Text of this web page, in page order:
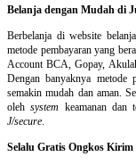
Belanja dengan Mudah di
Berbelanja diwebsite
metode pembayaran yang
Account BCA, Gopay,
Dengan banyaknya metode
semakin mudah dan aman.
olehsystem keamanan dan
J/secure.
Selalu Gratis Ongkos